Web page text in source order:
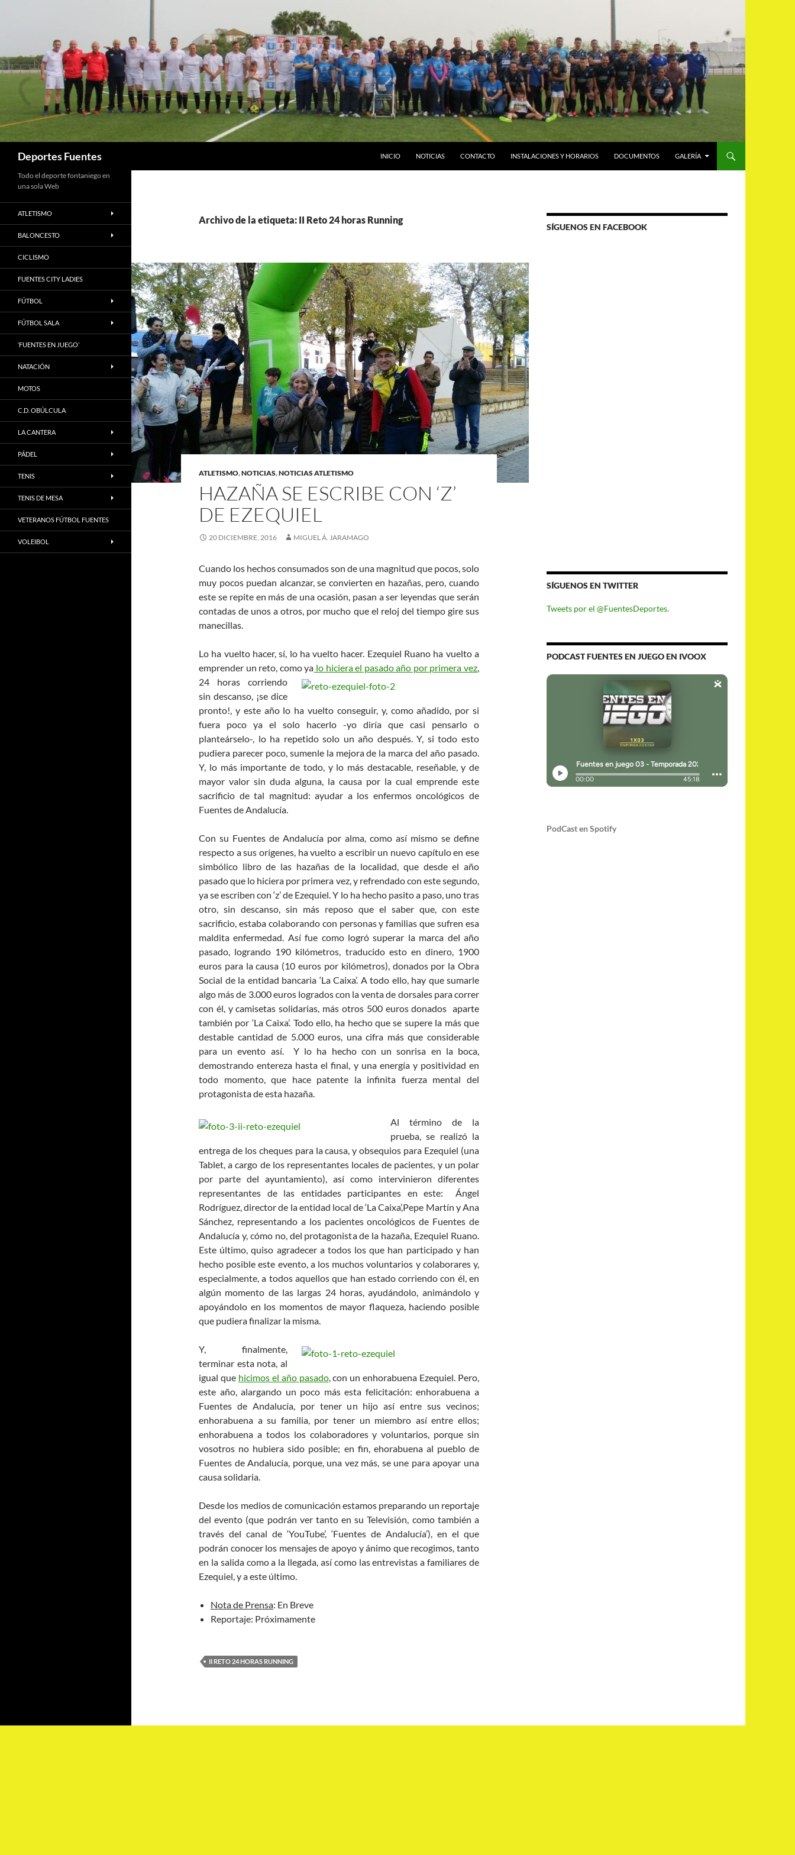
Deportes Fuentes INICIO NOTICIAS CONTACTO INSTALACIONES Y HORARIOS DOCUMENTOS GALERÍA
Archivo de la etiqueta: II Reto 24 horas Running
ATLETISMO,NOTICIAS,NOTICIAS ATLETISMO
HAZAÑA SE ESCRIBE CON ‘Z’
DE EZEQUIEL
20 DICIEMBRE, 2016 MIGUEL Á. JARAMAGO
Cuando los hechos consumados son de una magnitud que pocos, solo
muy pocos puedan alcanzar, se convierten en hazañas, pero, cuando
este se repite en más de una ocasión, pasan a ser leyendas que serán
contadas de unos a otros, por mucho que el reloj del tiempo gire sus
manecillas.
Lo ha vuelto hacer, sí, lo ha vuelto hacer. Ezequiel Ruano ha vuelto a
emprender un reto, como ya lo hiciera el pasado año por primera vez,
24 horas corriendo
sin descanso, ¡se dice
pronto!, y este año lo ha vuelto conseguir, y, como añadido, por si
fuera poco ya el solo hacerlo -yo diría que casi pensarlo o
planteárselo-, lo ha repetido solo un año después. Y, si todo esto
pudiera parecer poco, sumenle la mejora de la marca del año pasado.
Y, lo más importante de todo, y lo más destacable, reseñable, y de
mayor valor sin duda alguna, la causa por la cual emprende este
sacrificio de tal magnitud: ayudar a los enfermos oncológicos de
Fuentes de Andalucía.
Con su Fuentes de Andalucía por alma, como así mismo se define
respecto a sus orígenes, ha vuelto a escribir un nuevo capítulo en ese
simbólico libro de las hazañas de la localidad, que desde el año
pasado que lo hiciera por primera vez, y refrendado con este segundo,
ya se escriben con ‘z’ de Ezequiel. Y lo ha hecho pasito a paso, uno tras
otro, sin descanso, sin más reposo que el saber que, con este
sacrificio, estaba colaborando con personas y familias que sufren esa
maldita enfermedad. Así fue como logró superar la marca del año
pasado, logrando 190 kilómetros, traducido esto en dinero, 1900
euros para la causa (10 euros por kilómetros), donados por la Obra
Social de la entidad bancaria ‘La Caixa’. A todo ello, hay que sumarle
algo más de 3.000 euros logrados con la venta de dorsales para correr
con él, y camisetas solidarias, más otros 500 euros donados aparte
también por ‘La Caixa’. Todo ello, ha hecho que se supere la más que
destable cantidad de 5.000 euros, una cifra más que considerable
para un evento así. Y lo ha hecho con un sonrisa en la boca,
demostrando entereza hasta el final, y una energía y positividad en
todo momento, que hace patente la infinita fuerza mental del
protagonista de esta hazaña.
Al término de la
prueba, se realizó la
entrega de los cheques para la causa, y obsequios para Ezequiel (una
Tablet, a cargo de los representantes locales de pacientes, y un polar
por parte del ayuntamiento), así como intervinieron diferentes
representantes de las entidades participantes en este: Ángel
Rodríguez, director de la entidad local de ‘La Caixa’,Pepe Martín y Ana
Sánchez, representando a los pacientes oncológicos de Fuentes de
Andalucía y, cómo no, del protagonista de la hazaña, Ezequiel Ruano.
Este último, quiso agradecer a todos los que han participado y han
hecho posible este evento, a los muchos voluntarios y colaborares y,
especialmente, a todos aquellos que han estado corriendo con él, en
algún momento de las largas 24 horas, ayudándolo, animándolo y
apoyándolo en los momentos de mayor flaqueza, haciendo posible
que pudiera finalizar la misma.
Y, finalmente,
terminar esta nota, al
igual que hicimos el año pasado, con un enhorabuena Ezequiel. Pero,
este año, alargando un poco más esta felicitación: enhorabuena a
Fuentes de Andalucía, por tener un hijo así entre sus vecinos;
enhorabuena a su familia, por tener un miembro así entre ellos;
enhorabuena a todos los colaboradores y voluntarios, porque sin
vosotros no hubiera sido posible; en fin, ehorabuena al pueblo de
Fuentes de Andalucía, porque, una vez más, se une para apoyar una
causa solidaria.
Desde los medios de comunicación estamos preparando un reportaje
del evento (que podrán ver tanto en su Televisión, como también a
través del canal de ‘YouTube’, ‘Fuentes de Andalucía’), en el que
podrán conocer los mensajes de apoyo y ánimo que recogimos, tanto
en la salida como a la llegada, así como las entrevistas a familiares de
Ezequiel, y a este último.
Nota de Prensa: En Breve
Reportaje: Próximamente
II RETO 24 HORAS RUNNING
SÍGUENOS EN FACEBOOK
SÍGUENOS EN TWITTER
Tweets por el @FuentesDeportes.
PODCAST FUENTES EN JUEGO EN IVOOX
PodCast en Spotify
Todo el deporte fontaniego en
una sola Web
ATLETISMO
BALONCESTO
CICLISMO
FUENTES CITY LADIES
FÚTBOL
FÚTBOL SALA
‘FUENTES EN JUEGO’
NATACIÓN
MOTOS
C.D. OBÚLCULA
LA CANTERA
PÁDEL
TENIS
TENIS DE MESA
VETERANOS FÚTBOL FUENTES
VOLEIBOL